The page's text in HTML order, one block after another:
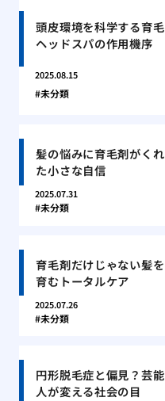
頭皮環境を科学する育毛
ヘッドスパの作用機序
2025.08.15
未分類
髪の悩みに育毛剤がくれ
た小さな自信
2025.07.31
未分類
育毛剤だけじゃない髪を
育むトータルケア
2025.07.26
未分類
円形脱毛症と偏見？芸能
人が変える社会の目